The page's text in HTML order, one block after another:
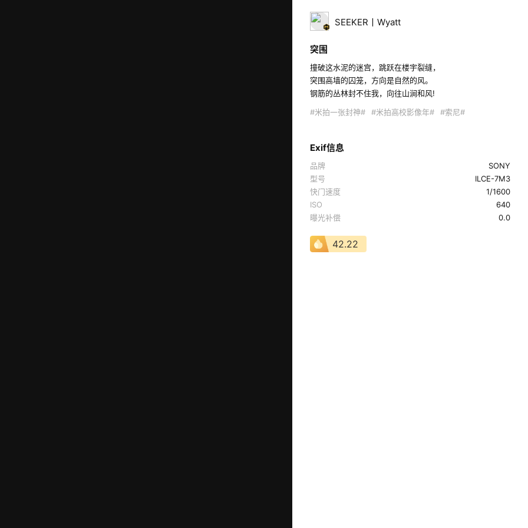
SEEKER丨Wyatt
突围
撞破这水泥的迷宫，跳跃在楼宇裂缝，
突围高墙的囚笼，方向是自然的风。
钢筋的丛林封不住我，向往山涧和风!
#米拍一张封神#
#米拍高校影像年# #索尼#
Exif信息
品牌
SONY
型号
ILCE-7M3
快门速度
1/1600
ISO
640
曝光补偿
0.0
42.22